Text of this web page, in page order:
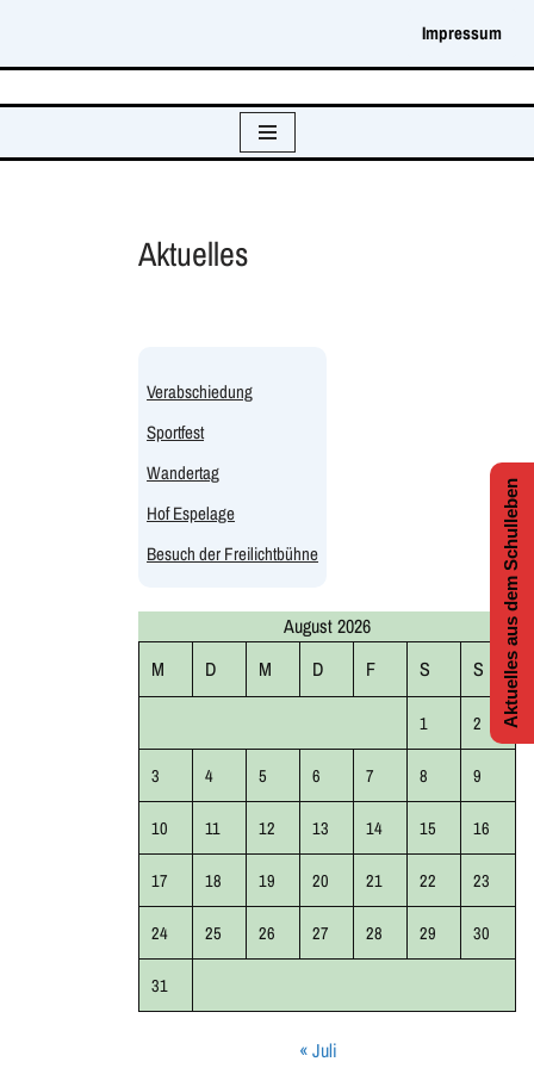
Zum
Impressum
Aktuelles
Verabschiedung
Sportfest
Wandertag
Hof Espelage
Besuch der Freilichtbühne
August 2026
M
D M D F S S
1 2
3 4 5 6 7 8 9
10 11 12 13 14 15 16
17 18 19 20 21 22 23
24 25 26 27 28 29 30
31
« Juli
Aktuelles aus dem Schulleben